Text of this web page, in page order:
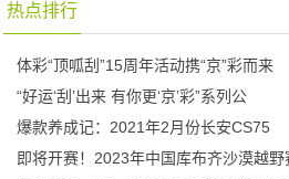
热点排行
体彩“顶呱刮”15周年活动携“京”彩而来
“好运‘刮’出来 有你更‘京’彩”系列公
爆款养成记：2021年2月份长安CS75
即将开赛！2023年中国库布齐沙漠越野